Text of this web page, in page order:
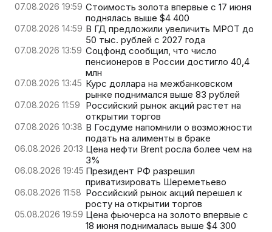
07.08.2026 19:59 Стоимость золота впервые с 17 июня
поднялась выше $4 400
07.08.2026 14:59 В ГД предложили увеличить МРОТ до
50 тыс. рублей с 2027 года
07.08.2026 13:59 Соцфонд сообщил, что число
пенсионеров в России достигло 40,4
млн
07.08.2026 13:45 Курс доллара на межбанковском
рынке поднимался выше 83 рублей
07.08.2026 11:59
Российский рынок акций растет на
открытии торгов
07.08.2026 10:38 В Госдуме напомнили о возможности
подать на алименты в браке
06.08.2026 20:13 Цена нефти Brent росла более чем на
3%
06.08.2026 19:45 Президент РФ разрешил
приватизировать Шереметьево
06.08.2026 11:58 Российский рынок акций перешел к
росту на открытии торгов
05.08.2026 19:59 Цена фьючерса на золото впервые с
18 июня поднималась выше $4 300